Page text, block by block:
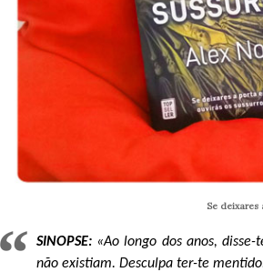
Se deixares
SINOPSE: «Ao longo dos anos,
não existiam. Desculpa ter-te